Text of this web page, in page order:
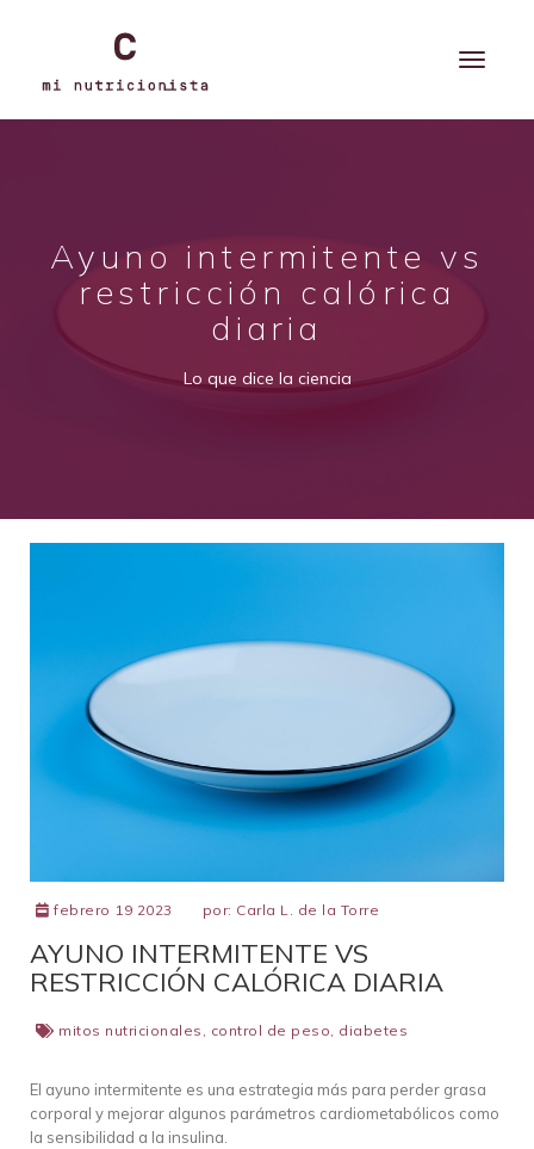
Ayuno intermitente vs
restricción calórica
diaria
Lo que dice la ciencia
febrero 19 2023 por: Carla L. de la Torre
AYUNO INTERMITENTE VS
RESTRICCIÓN CALÓRICA DIARIA
mitos nutricionales , control de peso, diabetes
El ayuno intermitente es una estrategia más para perder grasa
corporal y mejorar algunos parámetros cardiometabólicos como
la sensibilidad a la insulina.